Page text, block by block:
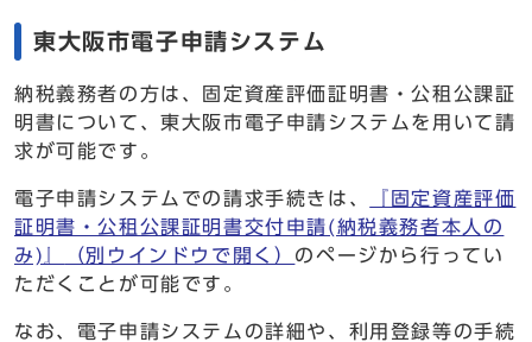
東大阪市電子申請システム
納税義務者の方は、固定資産評価証明書・公租公課証
明書について、東大阪市電子申請システムを用いて請
求が可能です。
電子申請システムでの請求手続きは、
『固定資産評価
証明書・公租公課証明書交付申請(納税義務者本人の
み)』
（別ウインドウで開く） のページから行ってい
ただくことが可能です。
なお、電子申請システムの詳細や、利用登録等の手続